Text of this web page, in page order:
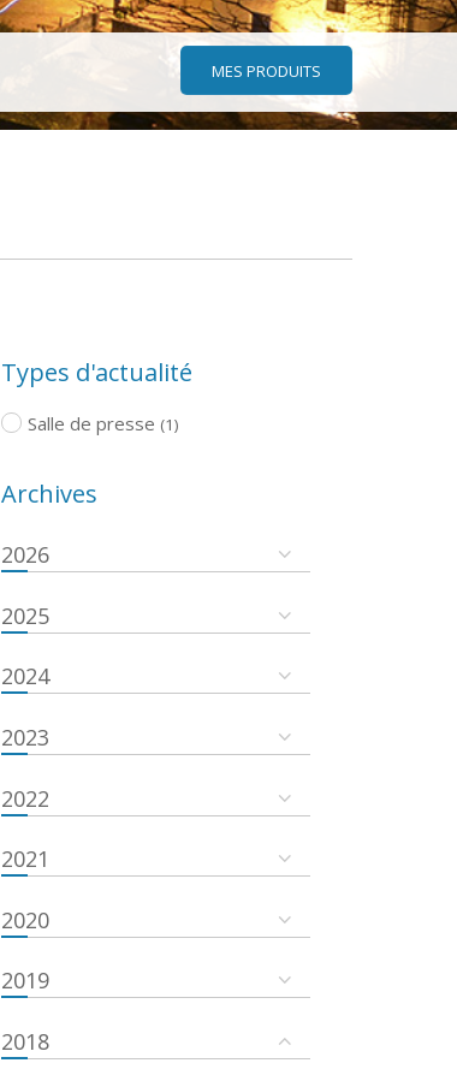
MES PRODUITS
Types d'actualité
Salle de presse (1)
Archives
2026
2025
2024
2023
2022
2021
2020
2019
2018